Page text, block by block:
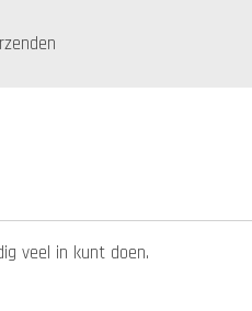
veel in kunt doen.